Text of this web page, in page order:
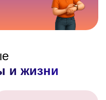
и жизни